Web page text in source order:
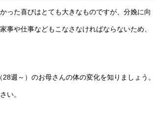
った喜びはとても大きなものですが、分娩に向
や仕事などもこなさなければならないため、
週～）のお母さんの体の変化を知りましょう。
い。